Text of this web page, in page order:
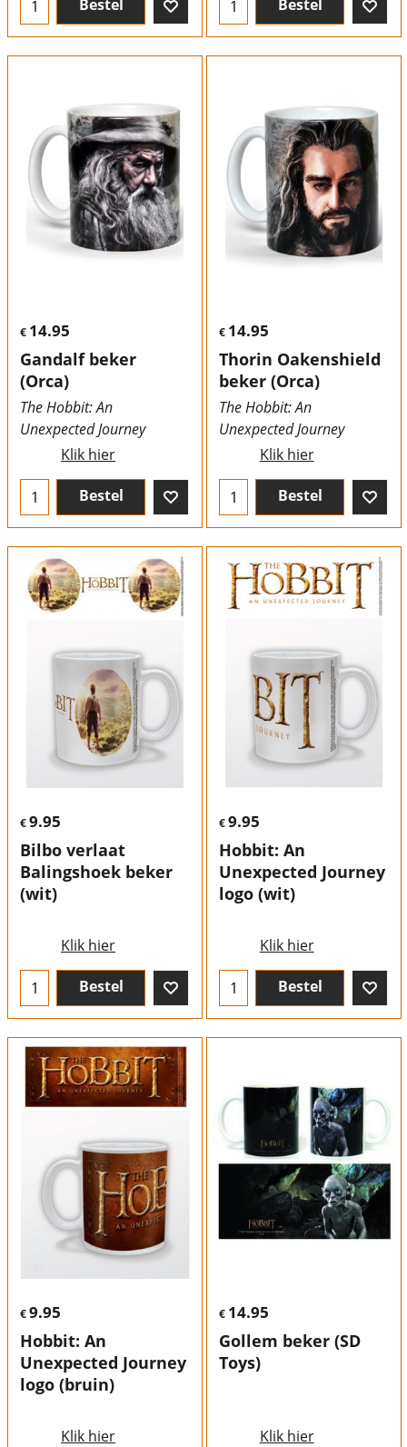
Bestel Bestel
€ 14.95
Gandalf beker
(Orca)
The Hobbit: An
Unexpected Journey
Klik hier
Bestel
€ 14.95
Thorin Oakenshield
beker (Orca)
The Hobbit: An
Unexpected Journey
Klik hier
Bestel
€9.95
Bilbo verlaat
Balingshoek beker
(wit)
Klik hier
Bestel
€9.95
Hobbit: An
Unexpected Journey
logo (wit)
Klik hier
Bestel
€9.95
Hobbit: An
Unexpected Journey
logo (bruin)
Klik hier
€ 14.95
Gollem beker (SD
Toys)
Klik hier